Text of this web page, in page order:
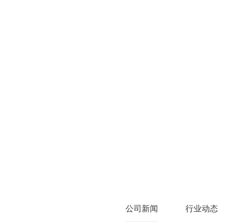
公司新闻 行业动态